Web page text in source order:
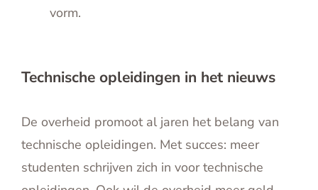
vorm.
Technische opleidingen in het nieuws
De overheid promoot al jaren het belang van
technische opleidingen. Met succes: meer
studenten schrijven zich in voor technische